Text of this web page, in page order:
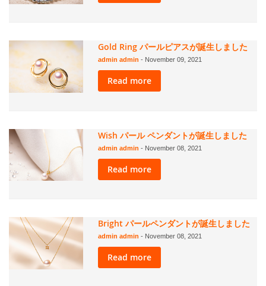
Gold Ring パールピアスが誕生しました
admin admin- November 09, 2021
Read more
Wish パール ペンダントが誕生しました
admin admin- November 08, 2021
Read more
Bright パールペンダントが誕生しました
admin admin- November 08, 2021
Read more